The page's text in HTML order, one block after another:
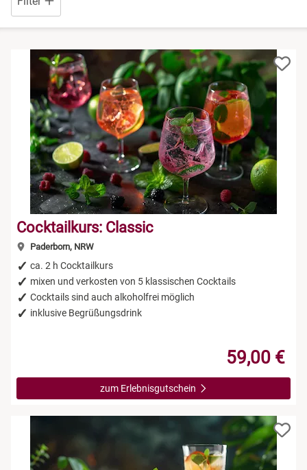
Cocktailkurs: Classic
Paderborn, NRW
ca. 2 h Cocktailkurs
mixen und verkosten von 5 klassischen Cocktails
Cocktails sind auch alkoholfrei möglich
inklusive Begrüßungsdrink
59,00 €
zum Erlebnisgutschein
Niedersachsen
Rheinland-Pfalz
Saarland
Sachsen
Sachsen-Anhalt
Schleswig-Holstein
Thüringen
Rum Tasting
Schokolade
Sekt Tasting
Tequila
Wein Tasting
Whisky Tasting